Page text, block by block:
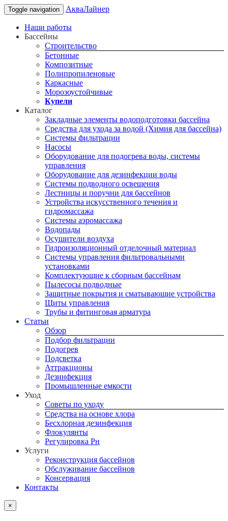
Toggle navigation АкваЛайнер
Наши работы
Бассейны
Строительство
Бетонные
Композитные
Полипропиленовые
Каркасные
Морозоустойчивые
Купели
Каталог
Закладные элементы водоподготовки бассейна
Средства для ухода за водой (Химия для бассейна)
Системы фильтрации
Насосы
Оборудование для подогрева воды, системы
управления
Оборудование для дезинфекции воды
Системы подводного освещения
Лестницы и поручни для бассейнов
Устройства искусственного течения и
гидромассажа
Системы аэромассажа
Водопады
Осушители воздуха
Гидроизоляционный отделочный материал
Системы управления фильтровальными
установками
Комплектующие к сборным бассейнам
Пылесосы подводные
Защитные покрытия и сматывающие устройства
Щиты управления
Трубы и фитинговая арматура
Статьи
Обзор
Подбор фильтрации
Подогрев
Подсветка
Аттракционы
Дезинфекция
Промышленные емкости
Уход
Советы по уходу
Средства на основе хлора
Бесхлорная дезинфекция
Флокулянты
Регулировка Рн
Услуги
Реконструкция бассейнов
Обслуживание бассейнов
Консервация
Контакты
×